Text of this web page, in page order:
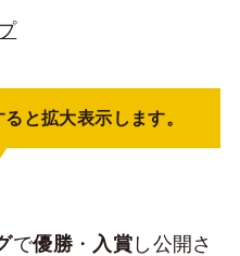
と拡大表示します。
で優勝・ 入賞 し公開さ